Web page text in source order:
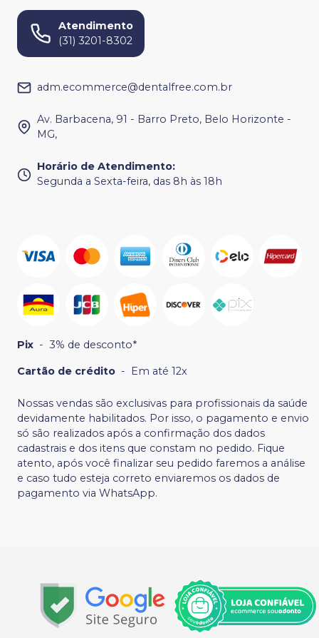
Atendimento
(31) 3201-8302
adm.ecommerce@dentalfree.com.br
Av. Barbacena, 91 - Barro Preto, Belo Horizonte -
MG,
Horário de Atendimento:
Segunda a Sexta-feira, das 8h às 18h
Pix - 3% de desconto*
Cartão de crédito - Em até 12x
Nossas vendas são exclusivas para profissionais da saúde
devidamente habilitados. Por isso, o pagamento e envio
só são realizados após a confirmação dos dados
cadastrais e dos itens que constam no pedido. Fique
atento, após você finalizar seu pedido faremos a análise
e caso tudo esteja correto enviaremos os dados de
pagamento via WhatsApp.